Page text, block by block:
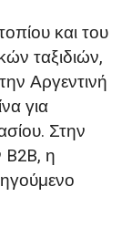
και του
ταξιδιών,
Αργεντινή
για
Στην
η